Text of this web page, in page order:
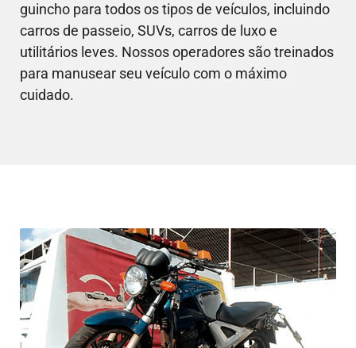
guincho para todos os tipos de veículos, incluindo
carros de passeio, SUVs, carros de luxo e
utilitários leves. Nossos operadores são treinados
para manusear seu veículo com o máximo
cuidado.